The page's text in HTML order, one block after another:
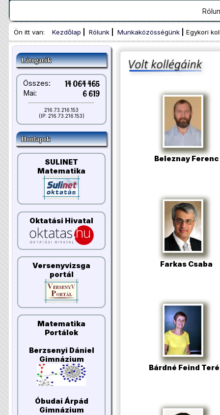
Ön itt van: Kezdőlap Rólunk Munkaközösségünk Egykori
Látogatók
Összes: 14 064 465
Mai: 6 619
216.73.216.153
(IP: 216.73.216.153)
Honlapok
SULINET
Matematika
Oktatási Hivatal
Versenyvizsga
portál
Matematika
Portálok
Berzsenyi Dániel
Gimnázium
Óbudai Árpád
Gimnázium
Beleznay Ferenc
Farkas Csaba
Bárdné Feind